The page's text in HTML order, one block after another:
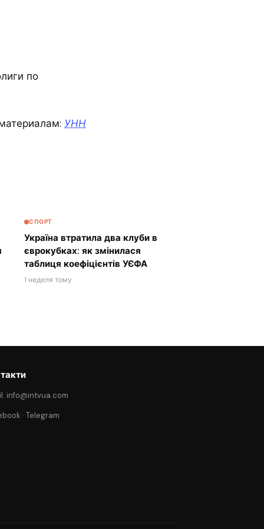
по
УНН
СПОРТ
Україна втратила два клуби в
єврокубках: як змінилася
таблиця коефіцієнтів УЄФА
1 неделя тому
info@intvua.com
·Telegram